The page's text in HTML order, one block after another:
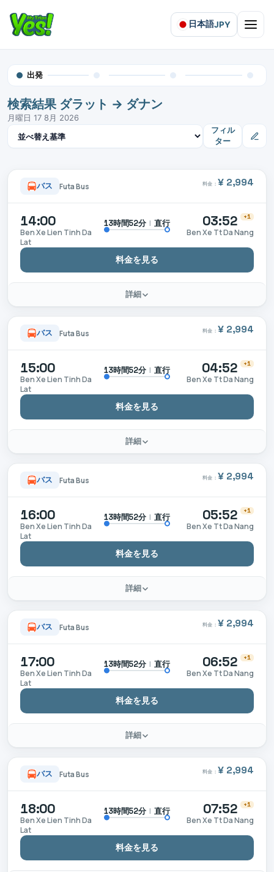
日本語JPY Open
出発
検索結果 ダラット → ダナン
月曜日 17 8月 2026
フィル
ター
結果を並べ替え
バス Futa Bus 料金： ¥ 2,994
14:00
Ben Xe Lien Tinh Da
Lat
13時間52分 | 直行 03:52 +1
Ben Xe Tt Da Nang
料金を見る
詳細
バス Futa Bus 料金： ¥ 2,994
15:00
Ben Xe Lien Tinh Da
Lat
13時間52分 | 直行 04:52 +1
Ben Xe Tt Da Nang
料金を見る
詳細
バス Futa Bus 料金： ¥ 2,994
16:00
Ben Xe Lien Tinh Da
Lat
13時間52分 | 直行 05:52 +1
Ben Xe Tt Da Nang
料金を見る
詳細
バス Futa Bus 料金： ¥ 2,994
17:00
Ben Xe Lien Tinh Da
Lat
13時間52分 | 直行 06:52 +1
Ben Xe Tt Da Nang
料金を見る
詳細
バス Futa Bus 料金： ¥ 2,994
18:00
Ben Xe Lien Tinh Da
Lat
13時間52分 | 直行 07:52 +1
Ben Xe Tt Da Nang
料金を見る